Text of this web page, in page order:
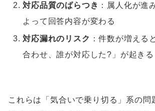
対応品質のばらつき ：属人化が進
よって回答内容が変わる
対応漏れのリスク ：件数が増える
合わせ、誰が対応した?」が起きる
これらは「気合いで乗り切る」系の問